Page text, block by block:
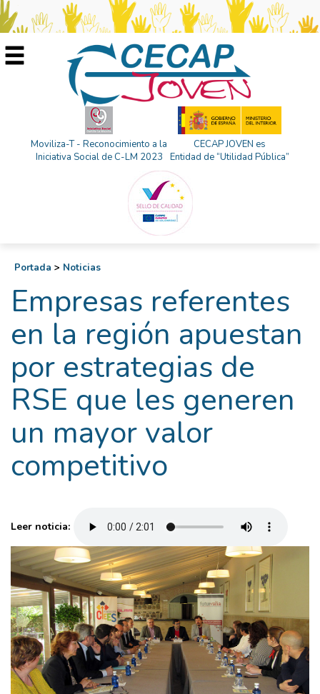
Moviliza-T - Reconocimiento a la
Iniciativa Social de C-LM 2023
CECAP JOVEN es
Entidad de “Utilidad Pública”
Portada > Noticias
Empresas referentes
en la región apuestan
por estrategias de
RSE que les generen
un mayor valor
competitivo
Leer noticia: